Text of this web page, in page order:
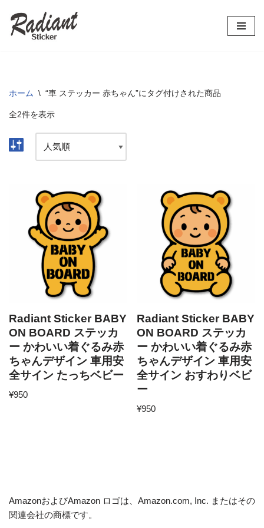
コ
ツ
ス
ッ
ホーム \ “車 ステッカー 赤ちゃん”にタグ付けされた商品
全2件を表示
Radiant Sticker BABY
ON BOARD ステッカ
ー かわいい着ぐるみ赤
ちゃんデザイン 車用安
全サイン たっちベビー
¥950
Radiant Sticker BABY
ON BOARD ステッカ
ー かわいい着ぐるみ赤
ちゃんデザイン 車用安
全サイン おすわりベビ
ー
¥950
AmazonおよびAmazon ロゴは、Amazon.com, Inc. またはその
関連会社の商標です。